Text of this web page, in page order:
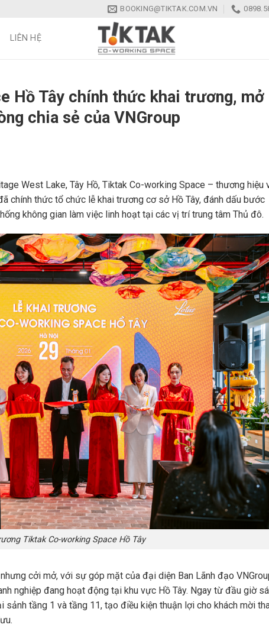
BOOKING@TIKTAK.COM.VN
LIÊN HỆ
Hồ Tây chính thức khai trương, mở
chia sẻ của VNGroup
West Lake, Tây Hồ, Tiktak Co-working Space – thương hiệu
chính thức tổ chức lễ khai trương cơ sở Hồ Tây, đánh dấu bước
không gian làm việc linh hoạt tại các vị trí trung tâm Thủ đô.
Tiktak Co-working Space Hồ Tây
cởi mở, với sự góp mặt của đại diện Ban Lãnh đạo
nghiệp đang hoạt động tại khu vực Hồ Tây. Ngay từ đầu giờ
tầng 1 và tầng 11, tạo điều kiện thuận lợi cho khách mời